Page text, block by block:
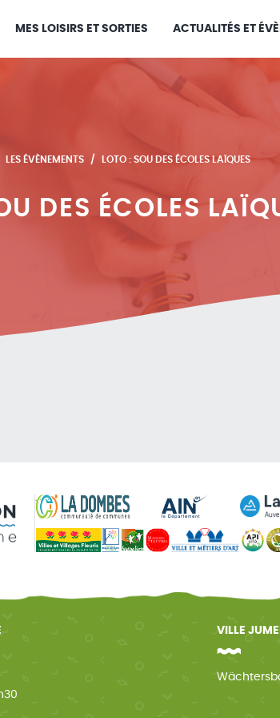
MES LOISIRS ET SORTIES ACTUALITÉS ET
LES ÉVÈNEMENTS LOTO : SOU DES ÉCOLES LAÏQUES
DES ÉCOLES
VILLE